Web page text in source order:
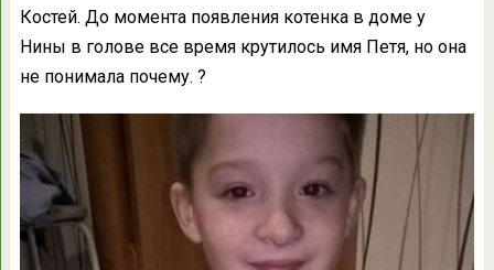
Костей. До момента появления котенка в доме у
Нины в голове все время крутилось имя Петя, но она
не понимала почему. ?